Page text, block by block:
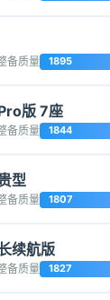
备质量 1895
版 7座
备质量 1844
型
备质量 1807
续航版
备质量 1827